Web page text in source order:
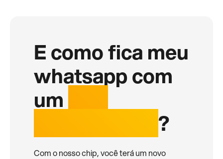
E como fica meu
whatsapp com
um
?
Com o nosso chip, você terá um novo